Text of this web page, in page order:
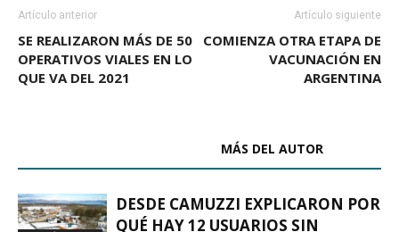
Artículo anterior
SE REALIZARON MÁS DE 50
OPERATIVOS VIALES EN LO
QUE VA DEL 2021
Artículo siguiente
COMIENZA OTRA ETAPA DE
VACUNACIÓN EN
ARGENTINA
MÁS DEL AUTOR
DESDE CAMUZZI EXPLICARON POR
QUÉ HAY 12 USUARIOS SIN